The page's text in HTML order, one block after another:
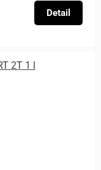
Detail
2T 1 l